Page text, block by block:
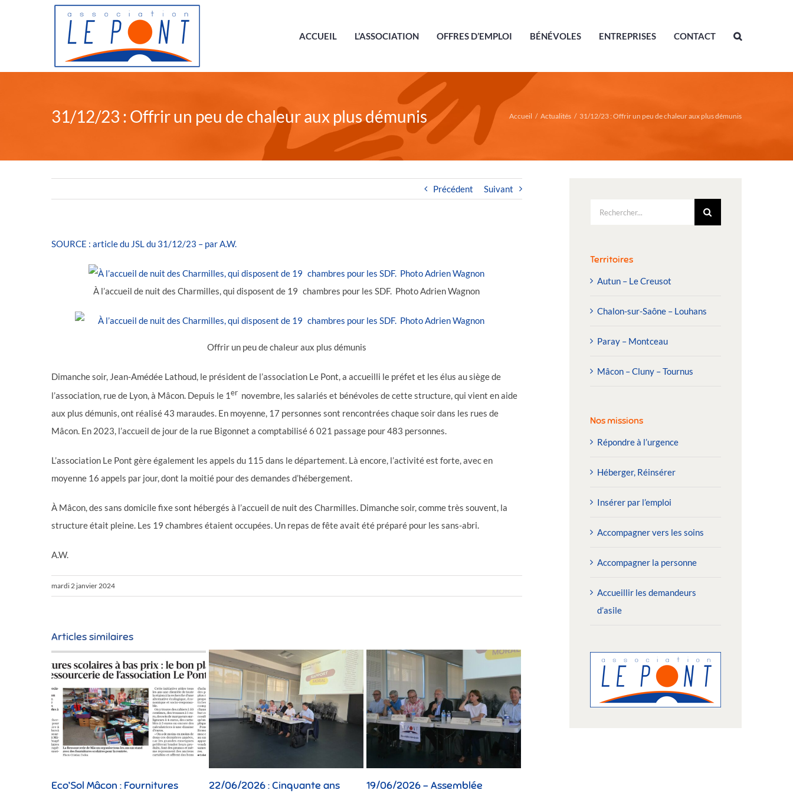
ACCUEIL L’ASSOCIATION OFFRES D’EMPLOI BÉNÉVOLES ENTREPRISES CONTACT
31/12/23 : Offrir un peu de chaleur aux plus démunis Accueil / Actualités / 31/12/23 : Offrir un peu de chaleur aux plus démunis
Précédent Suivant
SOURCE : article du JSL du 31/12/23 – par A.W.
À l’accueil de nuit des Charmilles, qui disposent de 19 chambres pour les SDF. Photo Adrien Wagnon
Offrir un peu de chaleur aux plus démunis
Dimanche soir, Jean-Amédée Lathoud, le président de l’association Le Pont, a accueilli le préfet et les élus au siège de
l’association, rue de Lyon, à Mâcon. Depuis le 1 er novembre, les salariés et bénévoles de cette structure, qui vient en aide
aux plus démunis, ont réalisé 43 maraudes. En moyenne, 17 personnes sont rencontrées chaque soir dans les rues de
Mâcon. En 2023, l’accueil de jour de la rue Bigonnet a comptabilisé 6 021 passage pour 483 personnes.
L’association Le Pont gère également les appels du 115 dans le département. Là encore, l’activité est forte, avec en
moyenne 16 appels par jour, dont la moitié pour des demandes d’hébergement.
À Mâcon, des sans domicile fixe sont hébergés à l’accueil de nuit des Charmilles. Dimanche soir, comme très souvent, la
structure était pleine. Les 19 chambres étaient occupées. Un repas de fête avait été préparé pour les sans-abri.
A.W.
mardi 2 janvier 2024
Articles similaires
Eco’Sol Mâcon : Fournitures 22/06/2026 : Cinquante ans 19/06/2026 – Assemblée
Rechercher:
Territoires
Autun – Le Creusot
Chalon-sur-Saône – Louhans
Paray – Montceau
Mâcon – Cluny – Tournus
Nos missions
Répondre à l’urgence
Héberger, Réinsérer
Insérer par l’emploi
Accompagner vers les soins
Accompagner la personne
Accueillir les demandeurs
d’asile